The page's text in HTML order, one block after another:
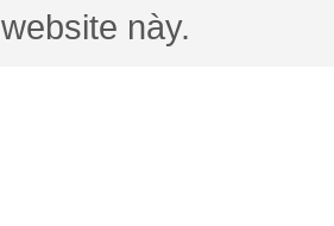
website này.